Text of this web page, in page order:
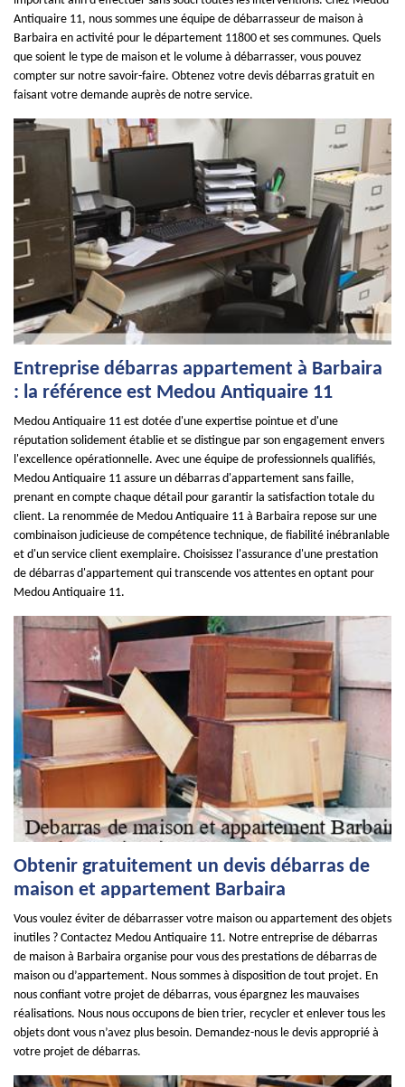
Antiquaire 11, nous sommes une équipe de débarrasseur de maison à
Barbaira en activité pour le département 11800 et ses communes. Quels
que soient le type de maison et le volume à débarrasser, vous pouvez
compter sur notre savoir-faire. Obtenez votre devis débarras gratuit en
faisant votre demande auprès de notre service.
Entreprise débarras appartement à Barbaira
: la référence est Medou Antiquaire 11
Medou Antiquaire 11 est dotée d'une expertise pointue et d'une
réputation solidement établie et se distingue par son engagement envers
l'excellence opérationnelle. Avec une équipe de professionnels qualifiés,
Medou Antiquaire 11 assure un débarras d'appartement sans faille,
prenant en compte chaque détail pour garantir la satisfaction totale du
client. La renommée de Medou Antiquaire 11 à Barbaira repose sur une
combinaison judicieuse de compétence technique, de fiabilité inébranlable
et d'un service client exemplaire. Choisissez l'assurance d'une prestation
de débarras d'appartement qui transcende vos attentes en optant pour
Medou Antiquaire 11.
Obtenir gratuitement un devis débarras de
maison et appartement Barbaira
Vous voulez éviter de débarrasser votre maison ou appartement des objets
inutiles ? Contactez Medou Antiquaire 11. Notre entreprise de débarras
de maison à Barbaira organise pour vous des prestations de débarras de
maison ou d’appartement. Nous sommes à disposition de tout projet. En
nous confiant votre projet de débarras, vous épargnez les mauvaises
réalisations. Nous nous occupons de bien trier, recycler et enlever tous les
objets dont vous n’avez plus besoin. Demandez-nous le devis approprié à
votre projet de débarras.